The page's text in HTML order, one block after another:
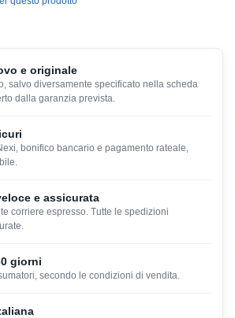
e originale
salvo diversamente specificato nella scheda
dalla garanzia prevista.
bonifico bancario e pagamento rateale,
e assicurata
corriere espresso. Tutte le spedizioni
giorni
secondo le condizioni di vendita.